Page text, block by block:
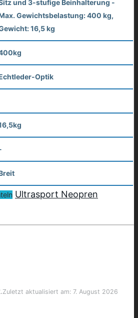
und 3-stufige Beinhalterung -
Gewichtsbelastung: 400 kg,
16,5 kg
Optik
Ultrasport Neopren
Zuletzt aktualisiert am: 7. August 2026